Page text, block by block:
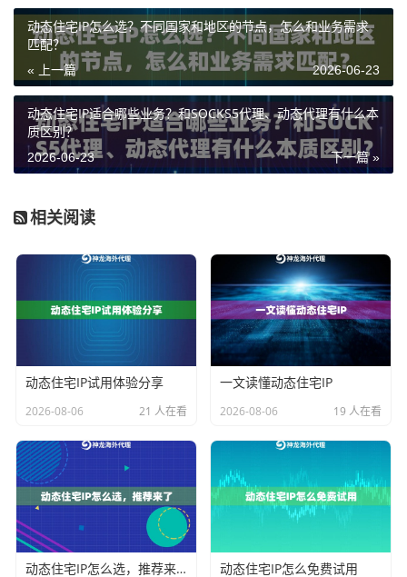
需要同时使用大量IP（高并发）？将这些问题想清楚，
才能有的放矢。
例如，如果您从事的是跨境电商的日常店铺管理，可能
对IP的稳定性和国家定位精度要求高，但流量消耗不
大。而如果您进行的是大规模的市场数据采集，那么IP
的使用数量、并发能力和带宽速度就成了首要考量。
关键维度深度剖析：如何评估性价比
高性价比不等于绝对低价，而是指在满足您所有核心需
求的前提下，实现成本的最优控制。以下几个维度需要
您仔细权衡：
这是动态住宅IP服务的核心。一
个优质的服务商应拥有庞大且纯净的住宅IP池，并实施
有效的去重机制，确保您获取的IP重复率低、真实有
超330万IP，这为高成功率业务提供了坚实基础。对于需
要海量IP支撑的业务，其不限量代理IP套餐提供专属IP
池，不限制IP使用数量，从根本上解决了资源瓶颈问
题。
动态住宅IP怎么选？不同国家和地区的节点，怎么和业务需求
匹配？
« 上一篇 2026-06-23
动态住宅IP适合哪些业务？和SOCKS5代理、动态代理有什么本
质区别？
下一篇 »
2026-06-23
相关阅读
动态住宅IP试用体验分享
2026-08-06 21 人在看
一文读懂动态住宅IP
2026-08-06 19 人在看
动态住宅IP怎么选，推荐来了 动态住宅IP怎么免费试用